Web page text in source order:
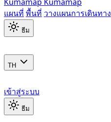
แผนที่ พื้นที่ วางแผนการเดินทาง
ธีม
TH
เข้าสู่ระบบ
ธีม